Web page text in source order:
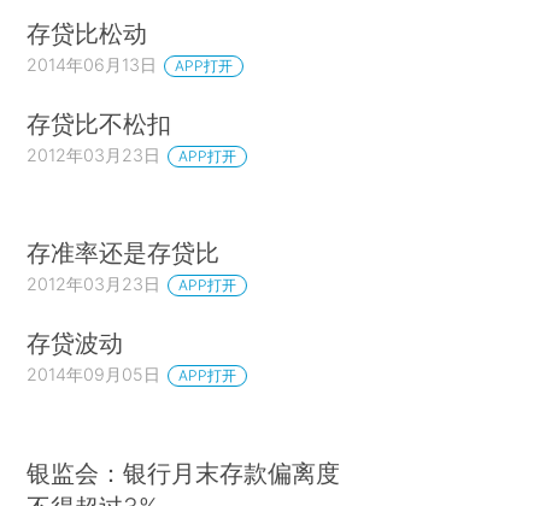
存贷比松动
2014年06月13日 APP打开
存贷比不松扣
2012年03月23日 APP打开
存准率还是存贷比
2012年03月23日 APP打开
存贷波动
2014年09月05日 APP打开
银监会：银行月末存款偏离度